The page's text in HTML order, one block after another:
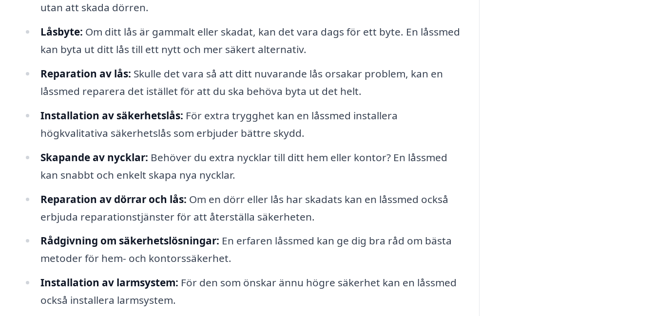
utan att skada dörren.
Låsbyte: Om ditt lås är gammalt eller skadat, kan det vara dags för ett byte. En låssmed
kan byta ut ditt lås till ett nytt och mer säkert alternativ.
Reparation av lås: Skulle det vara så att ditt nuvarande lås orsakar problem, kan en
låssmed reparera det istället för att du ska behöva byta ut det helt.
Installation av säkerhetslås: För extra trygghet kan en låssmed installera
högkvalitativa säkerhetslås som erbjuder bättre skydd.
Skapande av nycklar: Behöver du extra nycklar till ditt hem eller kontor? En låssmed
kan snabbt och enkelt skapa nya nycklar.
Reparation av dörrar och lås: Om en dörr eller lås har skadats kan en låssmed också
erbjuda reparationstjänster för att återställa säkerheten.
Rådgivning om säkerhetslösningar: En erfaren låssmed kan ge dig bra råd om bästa
metoder för hem- och kontorssäkerhet.
Installation av larmsystem: För den som önskar ännu högre säkerhet kan en låssmed
också installera larmsystem.